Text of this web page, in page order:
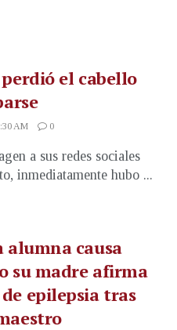
el cabello
AM 0
a sus redes sociales
inmediatamente hubo ...
alumna causa
su madre afirma
epilepsia tras